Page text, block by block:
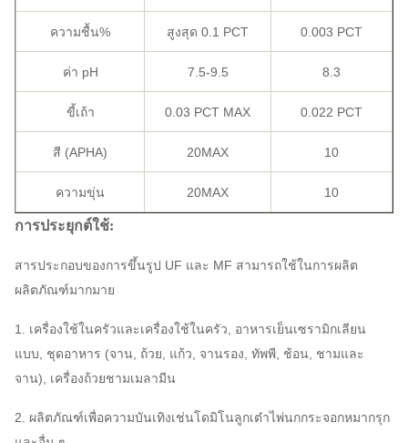
ความชื้น% สูงสุด 0.1 PCT 0.003 PCT
ค่า pH 7.5-9.5 8.3
ขี้เถ้า 0.03 PCT MAX 0.022 PCT
สี (APHA) 20MAX 10
ความขุ่น 20MAX 10
การประยุกต์ใช้:
สารประกอบของการขึ้นรูป UF และ MF สามารถใช้ในการผลิต
ผลิตภัณฑ์มากมาย
1. เครื่องใช้ในครัวและเครื่องใช้ในครัว, อาหารเย็นเซรามิกเลียน
แบบ, ชุดอาหาร (จาน, ถ้วย, แก้ว, จานรอง, ทัพพี, ช้อน, ชามและ
จาน), เครื่องถ้วยชามเมลามีน
2. ผลิตภัณฑ์เพื่อความบันเทิงเช่นโดมิโนลูกเต๋าไพ่นกกระจอกหมากรุก